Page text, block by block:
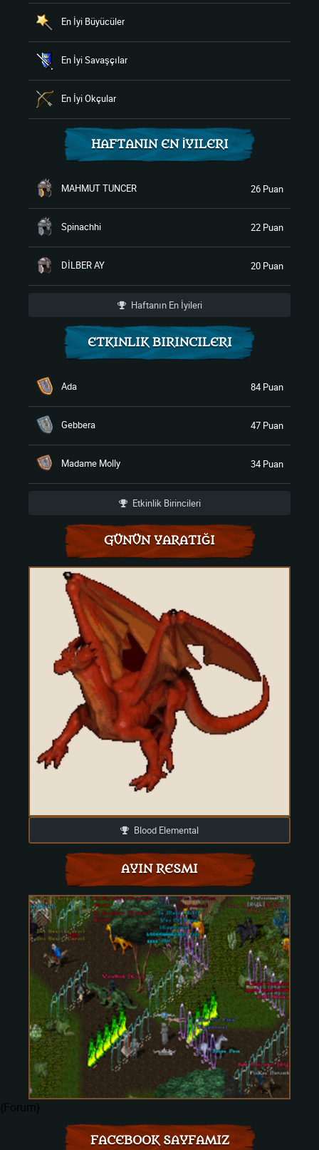
En İyi Büyücüler
En İyi Savaşçılar
En İyi Okçular
HAFTANIN EN İYILERI
MAHMUT TUNCER 26 Puan
Spinachhi 22 Puan
DİLBER AY 20 Puan
Haftanın En İyileri
ETKINLIK BIRINCILERI
Ada 84 Puan
Gebbera 47 Puan
Madame Molly 34 Puan
Etkinlik Birincileri
GÜNÜN YARATIĞI
Blood Elemental
AYIN RESMI
{Forum}
FACEBOOK SAYFAMIZ